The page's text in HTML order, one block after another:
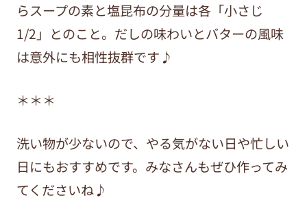
らスープの素と塩昆布の分量は各「小さじ
1/2」とのこと。だしの味わいとバターの風味
は意外にも相性抜群です♪
＊＊＊
洗い物が少ないので、やる気がない日や忙しい
日にもおすすめです。みなさんもぜひ作ってみ
てくださいね♪